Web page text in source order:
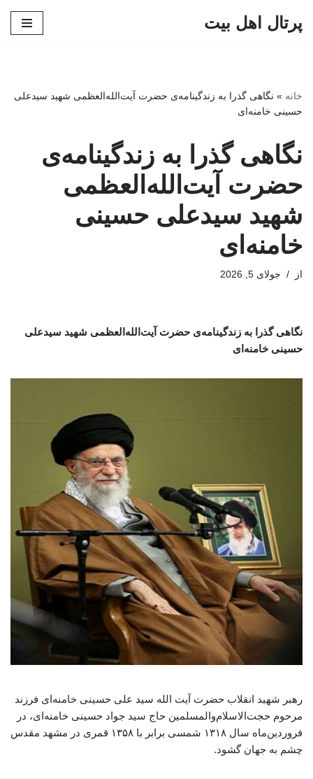
پرتال اهل بیت
خانه » نگاهی گذرا به زندگینامه‌ی حضرت آیت‌الله‌العظمی شهید سیدعلی
حسینی خامنه‌ای
نگاهی گذرا به زندگینامه‌ی
حضرت آیت‌الله‌العظمی
شهید سیدعلی حسینی
خامنه‌ای
از جولای 5, 2026
نگاهی گذرا به زندگینامه‌ی حضرت آیت‌الله‌العظمی شهید سیدعلی
حسینی خامنه‌ای
رهبر شهید انقلاب حضرت آیت الله سید علی حسینی خامنه‌ای فرزند
مرحوم حجت‌الاسلام‌والمسلمین حاج سید جواد حسینی خامنه‌ای، در
فروردین‌ماه سال ۱۳۱۸ شمسی برابر با ۱۳۵۸ قمری در مشهد مقدس
چشم به جهان گشود.